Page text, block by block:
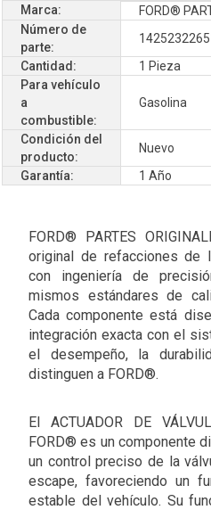
Marca:
FORD®
Número de
parte:
Cantidad:
1 Pieza
Para vehículo
a
combustible:
Gasolina
Condición del
producto:
Nuevo
Garantía:
1 Año
FORD® PARTES
original de refacciones de
con ingeniería de
mismos estándares de
Cada componente está
integración exacta con el
el desempeño, la
distinguen a FORD®.
El ACTUADOR DE
FORD® es un componente
un control preciso de la
escape, favoreciendo un
estable del vehículo. Su